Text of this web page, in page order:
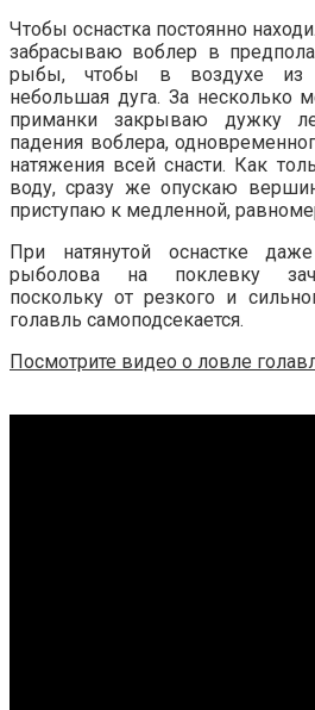
Чтобы оснастка постоянно
забрасываю воблер в
рыбы, чтобы в воздухе из
небольшая дуга. За несколько
приманки закрываю дужку
падения воблера,
натяжения всей снасти. Как
воду, сразу же опускаю
приступаю к медленной,
При натянутой оснастке
рыболова на поклевку
поскольку от резкого и
голавль самоподсекается.
Посмотрите видео о ловле